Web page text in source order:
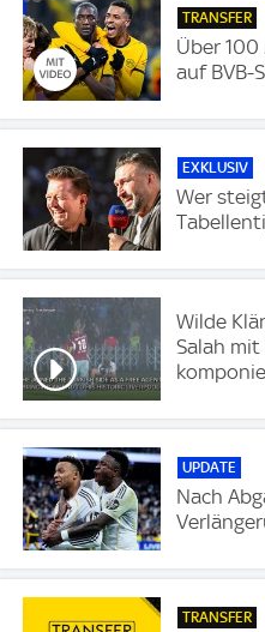
TRANSFER
Über
auf BVB-
EXKLUSIV
Wer
Wilde
Salah
UPDATE
Nach
TRANSFER